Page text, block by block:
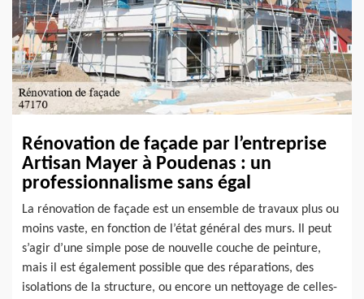
Rénovation de façade par l’entreprise
Artisan Mayer à Poudenas : un
professionnalisme sans égal
La rénovation de façade est un ensemble de travaux plus ou
moins vaste, en fonction de l’état général des murs. Il peut
s’agir d’une simple pose de nouvelle couche de peinture,
mais il est également possible que des réparations, des
isolations de la structure, ou encore un nettoyage de celles-